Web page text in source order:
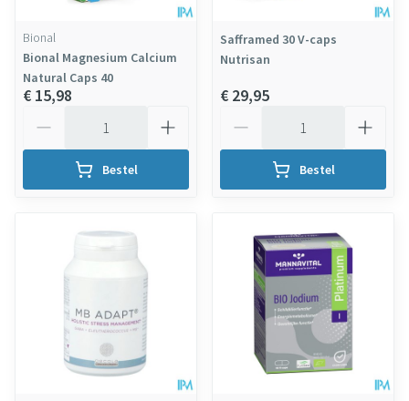
Bional
Bional Magnesium Calcium
Natural Caps 40
€ 15,98
Bestel
Safframed 30 V-caps
Nutrisan
€ 29,95
Bestel